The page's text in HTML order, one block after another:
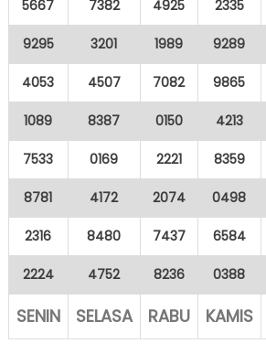
5667 7382 4925 2335
9295 3201 1989 9289
4053 4507 7082 9865
1089 8387 0150 4213
7533 0169 2221 8359
8781 4172 2074 0498
2316 8480 7437 6584
2224 4752 8236 0388
SENIN SELASA RABU KAMIS